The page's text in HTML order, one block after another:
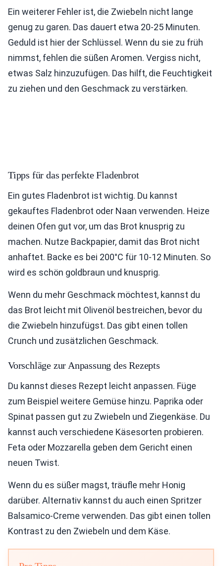
Ein weiterer Fehler ist, die Zwiebeln nicht lange
genug zu garen. Das dauert etwa 20-25 Minuten.
Geduld ist hier der Schlüssel. Wenn du sie zu früh
nimmst, fehlen die süßen Aromen. Vergiss nicht,
etwas Salz hinzuzufügen. Das hilft, die Feuchtigkeit
zu ziehen und den Geschmack zu verstärken.
Tipps für das perfekte Fladenbrot
Ein gutes Fladenbrot ist wichtig. Du kannst
gekauftes Fladenbrot oder Naan verwenden. Heize
deinen Ofen gut vor, um das Brot knusprig zu
machen. Nutze Backpapier, damit das Brot nicht
anhaftet. Backe es bei 200°C für 10-12 Minuten. So
wird es schön goldbraun und knusprig.
Wenn du mehr Geschmack möchtest, kannst du
das Brot leicht mit Olivenöl bestreichen, bevor du
die Zwiebeln hinzufügst. Das gibt einen tollen
Crunch und zusätzlichen Geschmack.
Vorschläge zur Anpassung des Rezepts
Du kannst dieses Rezept leicht anpassen. Füge
zum Beispiel weitere Gemüse hinzu. Paprika oder
Spinat passen gut zu Zwiebeln und Ziegenkäse. Du
kannst auch verschiedene Käsesorten probieren.
Feta oder Mozzarella geben dem Gericht einen
neuen Twist.
Wenn du es süßer magst, träufle mehr Honig
darüber. Alternativ kannst du auch einen Spritzer
Balsamico-Creme verwenden. Das gibt einen tollen
Kontrast zu den Zwiebeln und dem Käse.